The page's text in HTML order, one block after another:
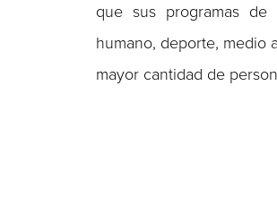
que sus programas de
humano, deporte, medio
mayor cantidad de